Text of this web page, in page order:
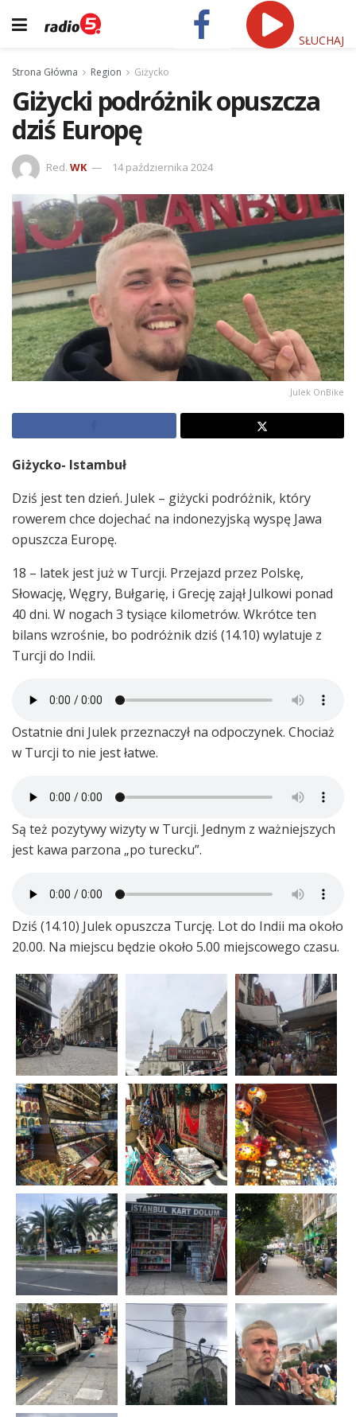
SŁUCHAJ
Strona Główna Region Giżycko
Giżycki podróżnik opuszcza
dziś Europę
Red. WK 14 października 2024
Julek OnBike
Giżycko- Istambuł
Dziś jest ten dzień. Julek – giżycki podróżnik, który
rowerem chce dojechać na indonezyjską wyspę Jawa
opuszcza Europę.
18 – latek jest już w Turcji. Przejazd przez Polskę,
Słowację, Węgry, Bułgarię, i Grecję zajął Julkowi ponad
40 dni. W nogach 3 tysiące kilometrów. Wkrótce ten
bilans wzrośnie, bo podróżnik dziś (14.10) wylatuje z
Turcji do Indii.
Ostatnie dni Julek przeznaczył na odpoczynek. Chociaż
w Turcji to nie jest łatwe.
Są też pozytywy wizyty w Turcji. Jednym z ważniejszych
jest kawa parzona „po turecku”.
Dziś (14.10) Julek opuszcza Turcję. Lot do Indii ma około
20.00. Na miejscu będzie około 5.00 miejscowego czasu.